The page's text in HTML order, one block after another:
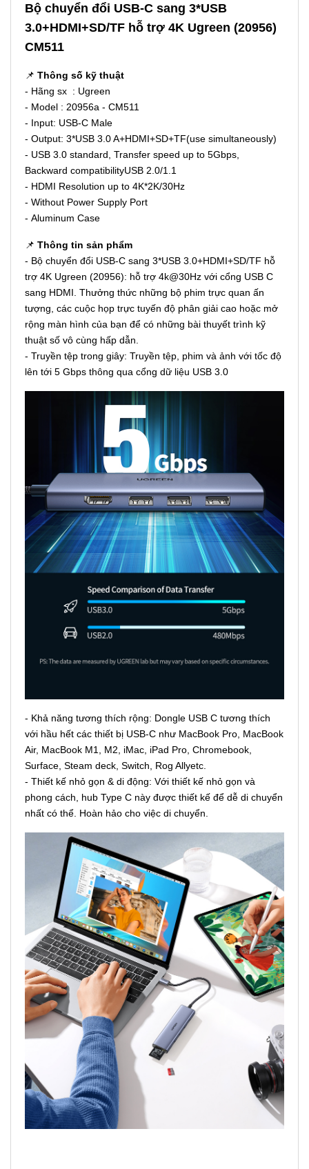
Bộ chuyển đổi USB-C sang 3*USB
3.0+HDMI+SD/TF hỗ trợ 4K Ugreen (20956)
CM511
📌 Thông số kỹ thuật
- Hãng sx : Ugreen
- Model : 20956a - CM511
- Input: USB-C Male
- Output: 3*USB 3.0 A+HDMI+SD+TF(use simultaneously)
- USB 3.0 standard, Transfer speed up to 5Gbps,
Backward compatibilityUSB 2.0/1.1
- HDMI Resolution up to 4K*2K/30Hz
- Without Power Supply Port
- Aluminum Case
📌 Thông tin sản phẩm
- Bộ chuyển đổi USB-C sang 3*USB 3.0+HDMI+SD/TF hỗ
trợ 4K Ugreen (20956): hỗ trợ 4k@30Hz với cổng USB C
sang HDMI. Thưởng thức những bộ phim trực quan ấn
tượng, các cuộc họp trực tuyến độ phân giải cao hoặc mở
rộng màn hình của bạn để có những bài thuyết trình kỹ
thuật số vô cùng hấp dẫn.
- Truyền tệp trong giây: Truyền tệp, phim và ảnh với tốc độ
lên tới 5 Gbps thông qua cổng dữ liệu USB 3.0
- Khả năng tương thích rộng: Dongle USB C tương thích
với hầu hết các thiết bị USB-C như MacBook Pro, MacBook
Air, MacBook M1, M2, iMac, iPad Pro, Chromebook,
Surface, Steam deck, Switch, Rog Allyetc.
- Thiết kế nhỏ gọn & di động: Với thiết kế nhỏ gọn và
phong cách, hub Type C này được thiết kế để dễ di chuyển
nhất có thể. Hoàn hảo cho việc di chuyển.